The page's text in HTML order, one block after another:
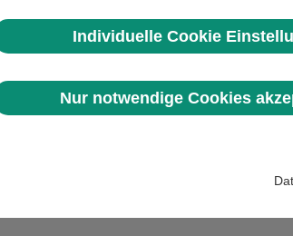
Individuelle Cookie
Nur notwendige Cookies